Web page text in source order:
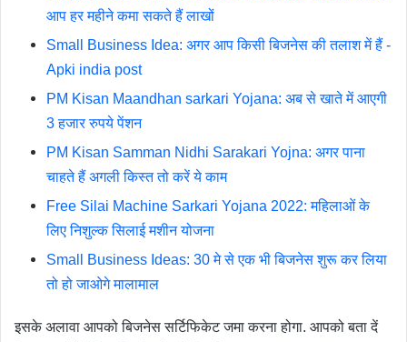
आप हर महीने कमा सकते हैं लाखों
Small Business Idea: अगर आप किसी बिजनेस की तलाश में हैं -
Apki india post
PM Kisan Maandhan sarkari Yojana: अब से खाते में आएगी
3 हजार रुपये पेंशन
PM Kisan Samman Nidhi Sarakari Yojna: अगर पाना
चाहते हैं अगली किस्त तो करें ये काम
Free Silai Machine Sarkari Yojana 2022: महिलाओं के
लिए निशुल्क सिलाई मशीन योजना
Small Business Ideas: 30 मे से एक भी बिजनेस शुरू कर लिया
तो हो जाओगे मालामाल
इसके अलावा आपको बिजनेस सर्टिफिकेट जमा करना होगा. आपको बता दें